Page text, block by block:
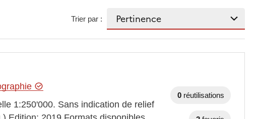
Trier par :
1:250'000. Sans indication de relief
0 réutilisations